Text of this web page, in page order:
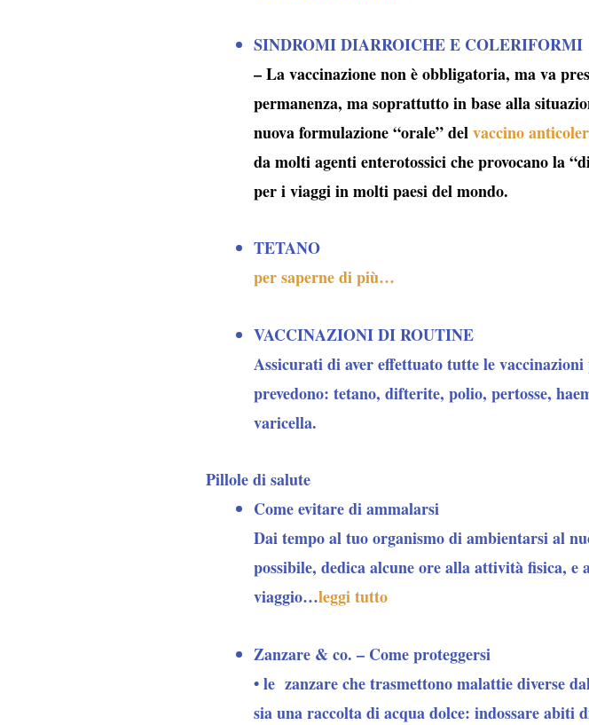
SINDROMI DIARROICHE E COLERIFORMI
– La vaccinazione non è obbligatoria, ma va
permanenza, ma soprattutto in base alla
nuova formulazione “orale” delvaccino
da molti agenti enterotossici che provocano la “
per i viaggi in molti paesi del mondo.
TETANO
per saperne di più…
VACCINAZIONI DI ROUTINE
Assicurati di aver effettuato tutte le vaccinazioni
prevedono: tetano, difterite, polio, pertosse,
varicella.
Pillole di salute
Come evitare di ammalarsi
Dai tempo al tuo organismo di ambientarsi al
possibile, dedica alcune ore alla attività fisica,
viaggio…leggi tutto
Zanzare & co. – Come proteggersi
• le zanzareche trasmettono malattie diverse
sia una raccolta di acqua dolce: indossare abiti